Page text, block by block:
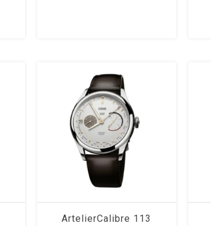
ArtelierCalibre 113